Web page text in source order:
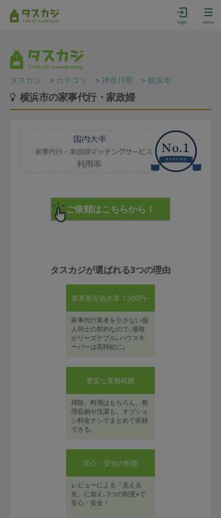
login menu
タスカジ ＞ カテゴリ ＞神奈川県 ＞横浜市
横浜市の家事代行・家政婦
タスカジが選ばれる3つの理由
業界最安値水準 1,500円~
家事代行業者を介さない個
人同士の契約なので､価格
がリーズナブル｡ハウスキ
ーパーは高時給に｡
豊富な業務範囲
掃除、料理はもちろん、整
理収納や洗濯も、オプショ
ン料金ナシでまとめて依頼
できる。
安心・安全の制度
レビューによる「見える
化」に加え､3つの制度※で
安心・安全！